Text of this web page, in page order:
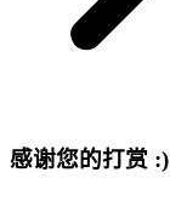
感谢您的打赏 :)